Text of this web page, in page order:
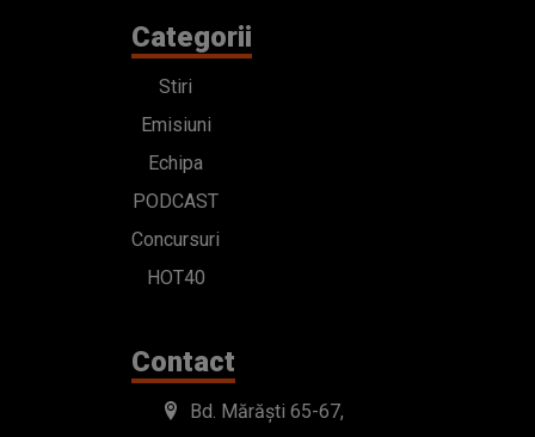
Categorii
Stiri
Emisiuni
Echipa
PODCAST
Concursuri
HOT40
Contact
Bd. Mărăști 65-67,